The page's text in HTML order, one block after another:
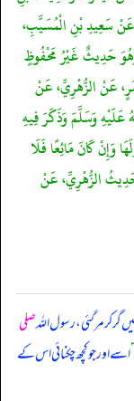
سَعِيدِ بْنِ الْمُسَيَّبِ،
وَهُوَ حَدِيثٌ غَيْرُ مَحْفُوظٍ
عَنْ الزُّهْرِيِّ، عَنْ
عَلَيْهِ وَسَلَّمَ وَذَكَرَ فِيهِ
وَإِنْ كَانَ مَائِعًا فَلَا
الزُّهْرِيِّ، عَنْ
گر کر مر گئی، رسول اللہصلی
”اسے اور جو کچھ چکنائی اس کے